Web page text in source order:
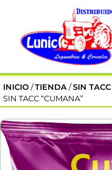
INICIO /TIENDA /SIN TACC
SIN TACC “CUMANA”